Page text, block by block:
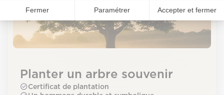
Planter un arbre souvenir
Certificat de plantation